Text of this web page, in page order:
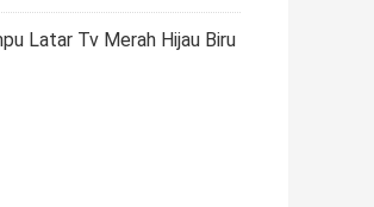
Latar Tv Merah Hijau Biru